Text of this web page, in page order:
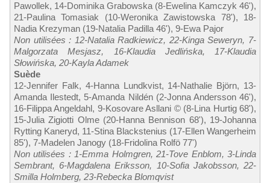
Pawollek, 14-Dominika Grabowska (8-Ewelina Kamczyk 46'),
21-Paulina Tomasiak (10-Weronika Zawistowska 78'), 18-
Nadia Krezyman (19-Natalia Padilla 46'), 9-Ewa Pajor
Non utilisées : 12-Natalia Radkiewicz, 22-Kinga Seweryn, 7-
Malgorzata Mesjasz, 16-Klaudia Jedlińska, 17-Klaudia
Słowińska, 20-Kayla Adamek
Suède
12-Jennifer Falk, 4-Hanna Lundkvist, 14-Nathalie Björn, 13-
Amanda Ilestedt, 5-Amanda Nildén (2-Jonna Andersson 46'),
16-Filippa Angeldahl, 9-Kosovare Asllani © (8-Lina Hurtig 68'),
15-Julia Zigiotti Olme (20-Hanna Bennison 68'), 19-Johanna
Rytting Kaneryd, 11-Stina Blackstenius (17-Ellen Wangerheim
85'), 7-Madelen Janogy (18-Fridolina Rolfö 77')
Non utilisées : 1-Emma Holmgren, 21-Tove Enblom, 3-Linda
Sembrant, 6-Magdalena Eriksson, 10-Sofia Jakobsson, 22-
Smilla Holmberg, 23-Rebecka Blomqvist